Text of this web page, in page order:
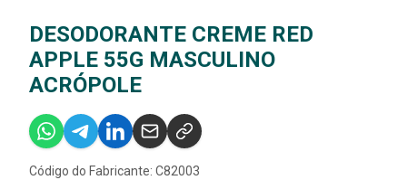
DESODORANTE CREME RED
APPLE 55G MASCULINO
ACRÓPOLE
Código do Fabricante: C82003